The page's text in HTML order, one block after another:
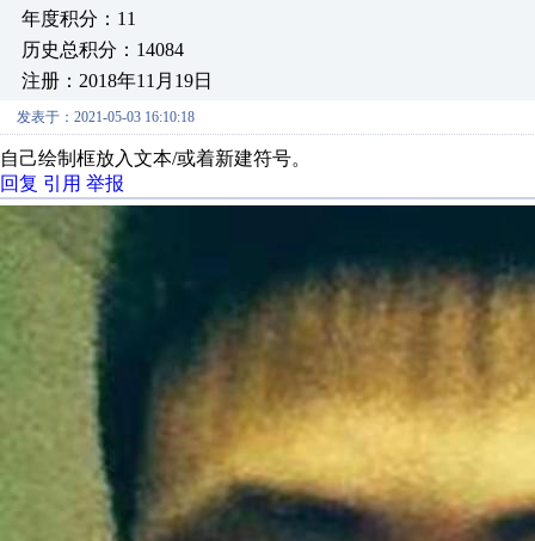
年度积分：11
历史总积分：14084
注册：2018年11月19日
发表于：2021-05-03 16:10:18
自己绘制框放入文本/或着新建符号。
回复 引用 举报